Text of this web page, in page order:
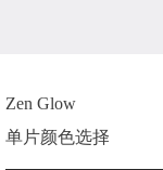
Zen Glow
单片颜色选择